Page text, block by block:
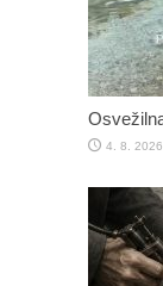
4. 8. 2026